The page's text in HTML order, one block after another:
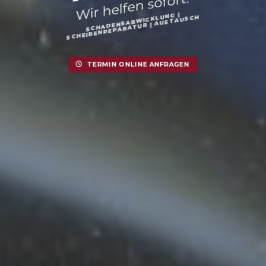
Wir helfen sofort!
SCHADENSABWICKLUNG |
SCHEIBENREPARATUR | AUSTAUSCH
TERMIN ONLINE ANFRAGEN